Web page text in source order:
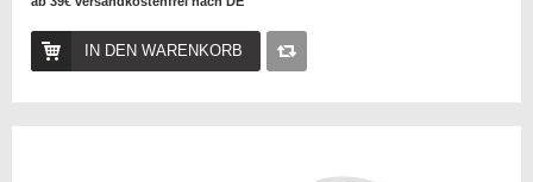
IN DEN WARENKORB